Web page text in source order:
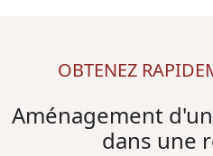
OBTENEZ
Aménagement
dans une